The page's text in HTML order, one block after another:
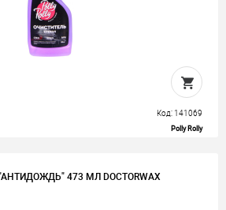
Код: 141069
Polly Rolly
473 МЛ DOCTORWAX